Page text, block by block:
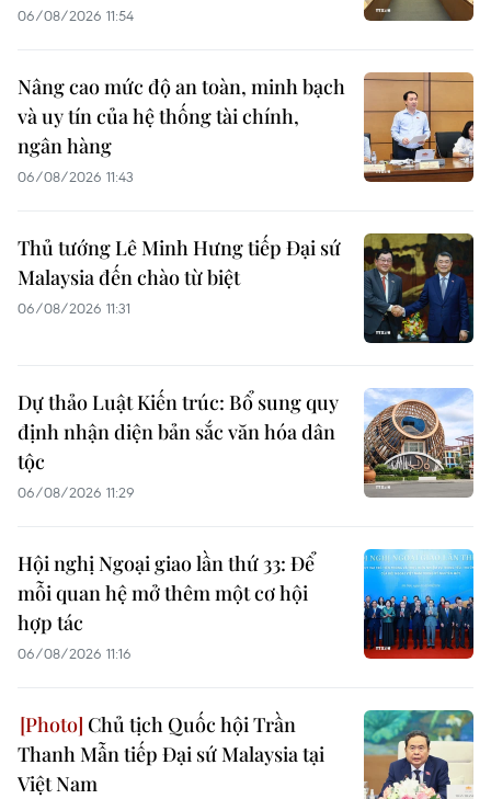
06/08/2026 11:54
Nâng cao mức độ an toàn, minh bạch
và uy tín của hệ thống tài chính,
ngân hàng
06/08/2026 11:43
Thủ tướng Lê Minh Hưng tiếp Đại sứ
Malaysia đến chào từ biệt
06/08/2026 11:31
Dự thảo Luật Kiến trúc: Bổ sung quy
định nhận diện bản sắc văn hóa dân
tộc
06/08/2026 11:29
Hội nghị Ngoại giao lần thứ 33: Để
mỗi quan hệ mở thêm một cơ hội
hợp tác
06/08/2026 11:16
Chủ tịch Quốc hội Trần
Thanh Mẫn tiếp Đại sứ Malaysia tại
Việt Nam